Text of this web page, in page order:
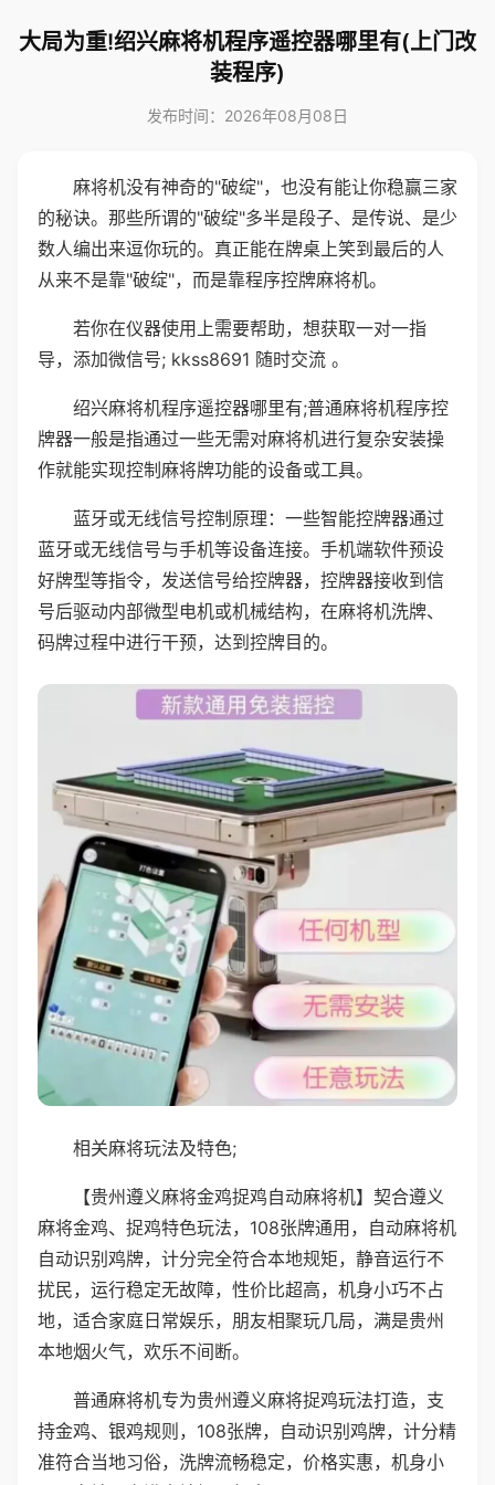
大局为重!绍兴麻将机程序遥控器哪里有(上门改
装程序)
发布时间：2026年08月08日
麻将机没有神奇的"破绽"，也没有能让你稳赢三家
的秘诀。那些所谓的"破绽"多半是段子、是传说、是少
数人编出来逗你玩的。真正能在牌桌上笑到最后的人
从来不是靠"破绽"，而是靠程序控牌麻将机。
若你在仪器使用上需要帮助，想获取一对一指
导，添加微信号; kkss8691 随时交流 。
绍兴麻将机程序遥控器哪里有;普通麻将机程序控
牌器一般是指通过一些无需对麻将机进行复杂安装操
作就能实现控制麻将牌功能的设备或工具。
蓝牙或无线信号控制原理：一些智能控牌器通过
蓝牙或无线信号与手机等设备连接。手机端软件预设
好牌型等指令，发送信号给控牌器，控牌器接收到信
号后驱动内部微型电机或机械结构，在麻将机洗牌、
码牌过程中进行干预，达到控牌目的。
相关麻将玩法及特色;
【贵州遵义麻将金鸡捉鸡自动麻将机】契合遵义
麻将金鸡、捉鸡特色玩法，108张牌通用，自动麻将机
自动识别鸡牌，计分完全符合本地规矩，静音运行不
扰民，运行稳定无故障，性价比超高，机身小巧不占
地，适合家庭日常娱乐，朋友相聚玩几局，满是贵州
本地烟火气，欢乐不间断。
普通麻将机专为贵州遵义麻将捉鸡玩法打造，支
持金鸡、银鸡规则，108张牌，自动识别鸡牌，计分精
准符合当地习俗，洗牌流畅稳定，价格实惠，机身小